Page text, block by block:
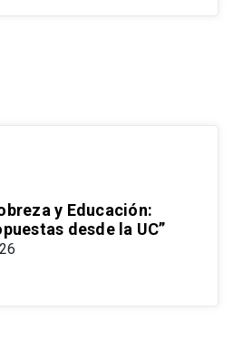
y Educación:
desde la UC”